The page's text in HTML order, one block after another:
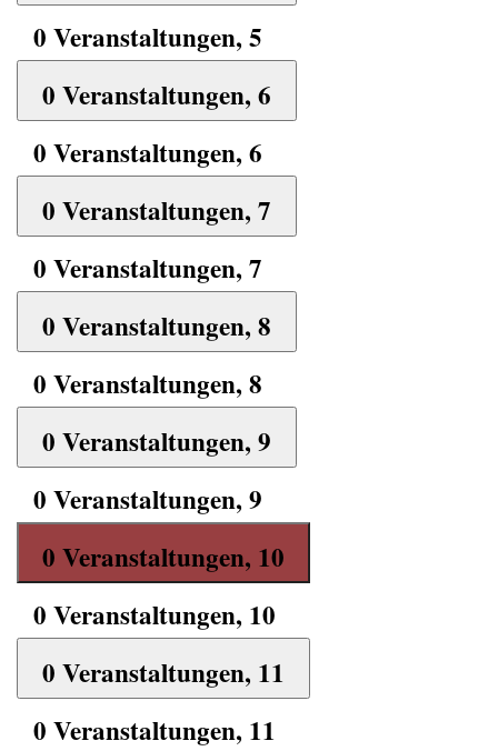
0 Veranstaltungen, 5
0 Veranstaltungen, 6
0 Veranstaltungen, 6
0 Veranstaltungen, 7
0 Veranstaltungen, 7
0 Veranstaltungen, 8
0 Veranstaltungen, 8
0 Veranstaltungen, 9
0 Veranstaltungen, 9
0 Veranstaltungen, 10
0 Veranstaltungen, 10
0 Veranstaltungen, 11
0 Veranstaltungen, 11